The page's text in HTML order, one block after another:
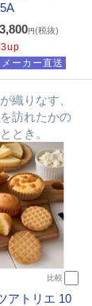
3,800円(税抜)
メーカー直送
織りなす、
訪れたかの
とき。
比較
アトリエ 10